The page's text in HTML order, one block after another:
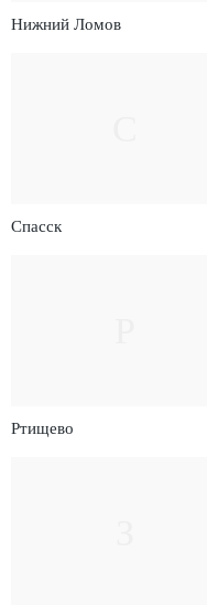
Нижний Ломов
Спасск
Ртищево